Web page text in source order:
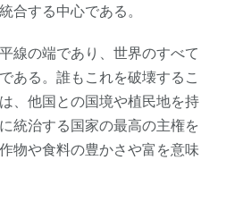
合する中心である。
線の端であり、世界のすべて
ある。誰もこれを破壊するこ
、他国との国境や植民地を持
統治する国家の最高の主権を
物や食料の豊かさや富を意味